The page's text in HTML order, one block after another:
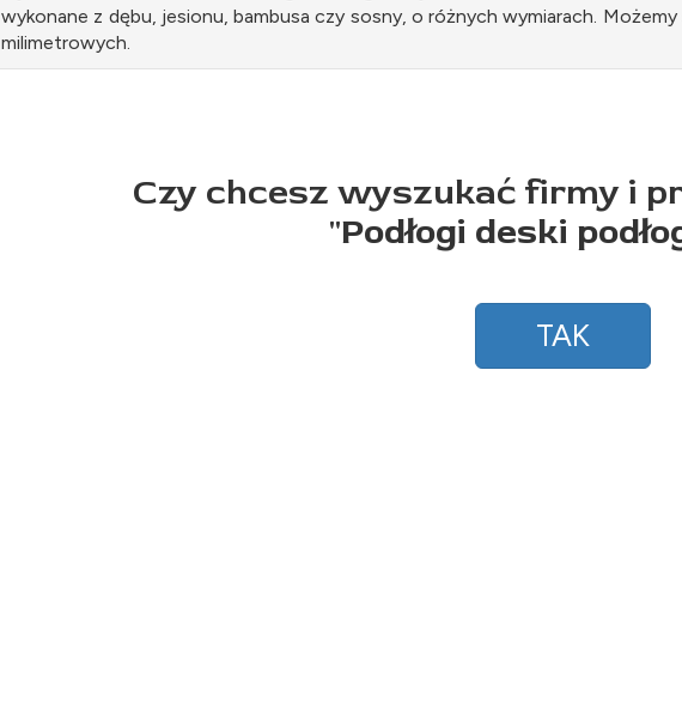
wykonane z dębu, jesionu, bambusa czy sosny, o różnych wymiarach.
milimetrowych.
Czy chcesz wyszukać firmy i
"Podłogi deski
TAK